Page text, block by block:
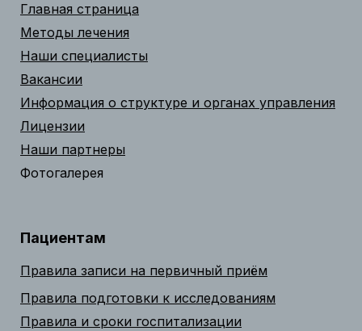
Главная страница
Методы лечения
Наши специалисты
Вакансии
Информация о структуре и органах управления
Лицензии
Наши партнеры
Фотогалерея
Пациентам
Правила записи на первичный приём
Правила подготовки к исследованиям
Правила и сроки госпитализации